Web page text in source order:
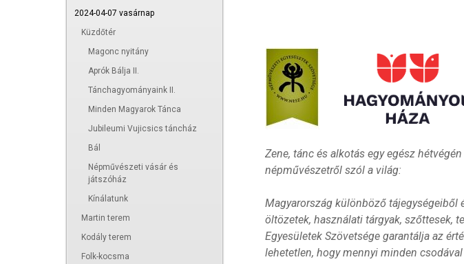
2024-04-07 vasárnap
Küzdőtér
Magonc nyitány
Aprók Bálja II.
Tánchagyományaink II.
Minden Magyarok Tánca
Jubileumi Vujicsics táncház
Bál
Népművészeti vásár és
játszóház
Kínálatunk
Martin terem
Kodály terem
Folk-kocsma
Zene, tánc és alkotás egy egész
népművészetről szól a világ:
Magyarország különböző tájegységeiből
öltözetek, használati tárgyak, szőttesek,
Egyesületek Szövetsége garantálja az
lehetetlen, hogy mennyi minden